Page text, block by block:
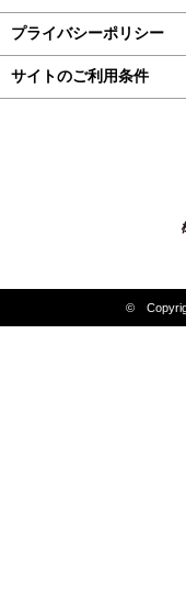
プライバシーポリシー
サイトのご利用条件
©